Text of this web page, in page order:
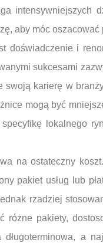
intensywniejszych
aby móc oszacować
doświadczenie i
sukcesami
swoją karierę w
mogą być
lokalnego
na ostateczny
pakiet usług lub
rzadziej
różne pakiety,
a